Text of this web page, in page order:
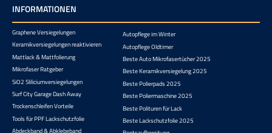
INFORMATIONEN
Graphene Versiegelungen
Keramikversiegelungen reaktivieren
Mattlack & Mattfolierung
Mikrofaser Ratgeber
SiO2 Sliliciumversiegelungen
Surf City Garage Dash Away
Trockenschleifen Vorteile
Tools für PPF Lackschutzfolie
Abdeckband & Abklebeband
Autopflege im Winter
Autopflege Oldtimer
Beste Auto Mikrofasertücher 2025
Beste Keramikversiegelung 2025
Beste Polierpads 2025
Beste Poliermaschine 2025
Beste Polituren für Lack
Beste Lackschutzfolie 2025